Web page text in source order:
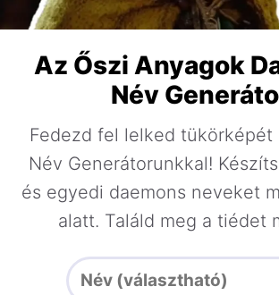
Az Őszi Anyagok
Név
Fedezd fel lelked tükörképét
Név Generátorunkkal!
és egyedi daemons neveket
alatt. Találd meg a tiédet